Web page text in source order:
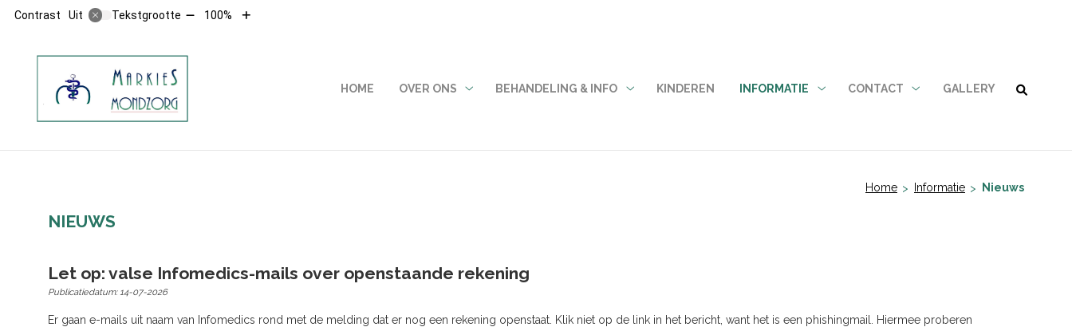
Contrast Uit Tekstgrootte Tekst
10%
100%
Tekst
HOME
OVER ONS
BEHANDELING & INFO
KINDEREN
INFORMATIE
CONTACT
GALLERY
Home Informatie Nieuws
NIEUWS
Let op: valse Infomedics-mails over openstaande rekening
Publicatiedatum: 14-07-2026
Er gaan e-mails uit naam van Infomedics rond met de melding dat er nog een rekening openstaat. Klik niet op de link in het bericht, want het is een phishingmail. Hiermee proberen